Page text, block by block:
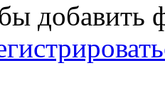
добавить